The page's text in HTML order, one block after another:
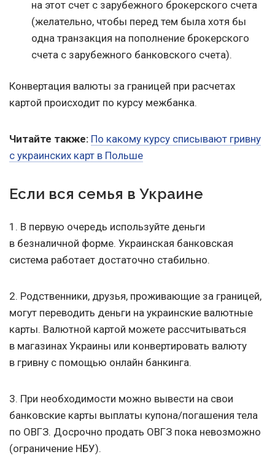
на этот счет с зарубежного брокерского счета
(желательно, чтобы перед тем была хотя бы
одна транзакция на пополнение брокерского
счета с зарубежного банковского счета).
Конвертация валюты за границей при расчетах
картой происходит по курсу межбанка.
Читайте также: По какому курсу списывают гривну
с украинских карт в Польше
Если вся семья в Украине
1. В первую очередь используйте деньги
в безналичной форме. Украинская банковская
система работает достаточно стабильно.
2. Родственники, друзья, проживающие за границей,
могут переводить деньги на украинские валютные
карты. Валютной картой можете рассчитываться
в магазинах Украины или конвертировать валюту
в гривну с помощью онлайн банкинга.
3. При необходимости можно вывести на свои
банковские карты выплаты купона/погашения тела
по ОВГЗ. Досрочно продать ОВГЗ пока невозможно
(ограничение НБУ).